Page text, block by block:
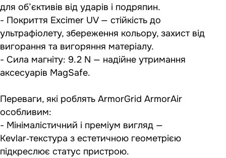
для об’єктивів від ударів і подряпин.
- Покриття Excimer UV — стійкість до
ультрафіолету, збереження кольору, захист від
вигорання та вигоряння матеріалу.
- Сила магніту: 9.2 N — надійне утримання
аксесуарів MagSafe.
Переваги, які роблять ArmorGrid ArmorAir
особливим:
- Мінімалістичний і преміум вигляд —
Kevlar‑текстура з естетичною геометрією
підкреслює статус пристрою.